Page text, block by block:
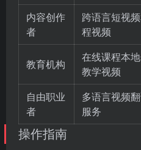
内容创作
者
跨语言短视
程视频
教育机构
在线课程本
教学视频
自由职业
者
多语言视频
服务
操作指南